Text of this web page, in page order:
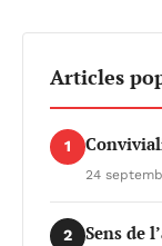
Articles
1
24
2 Sens de